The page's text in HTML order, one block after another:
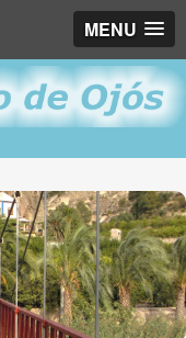
MENU